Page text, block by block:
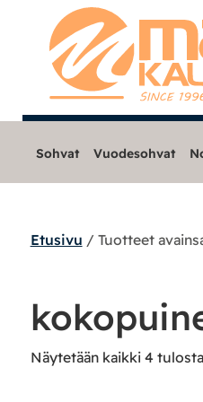
Sohvat
Nojatuolit
Mekanismituolit
Sohvat Vuodesohvat
Etusivu / Tuotteet
Näytetään kaikki 4 tulosta